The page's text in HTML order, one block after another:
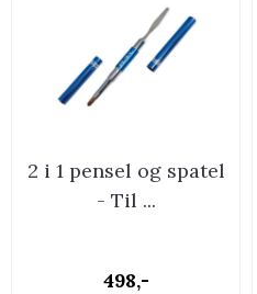
2 i 1 pensel og spatel
- Til ...
498,-